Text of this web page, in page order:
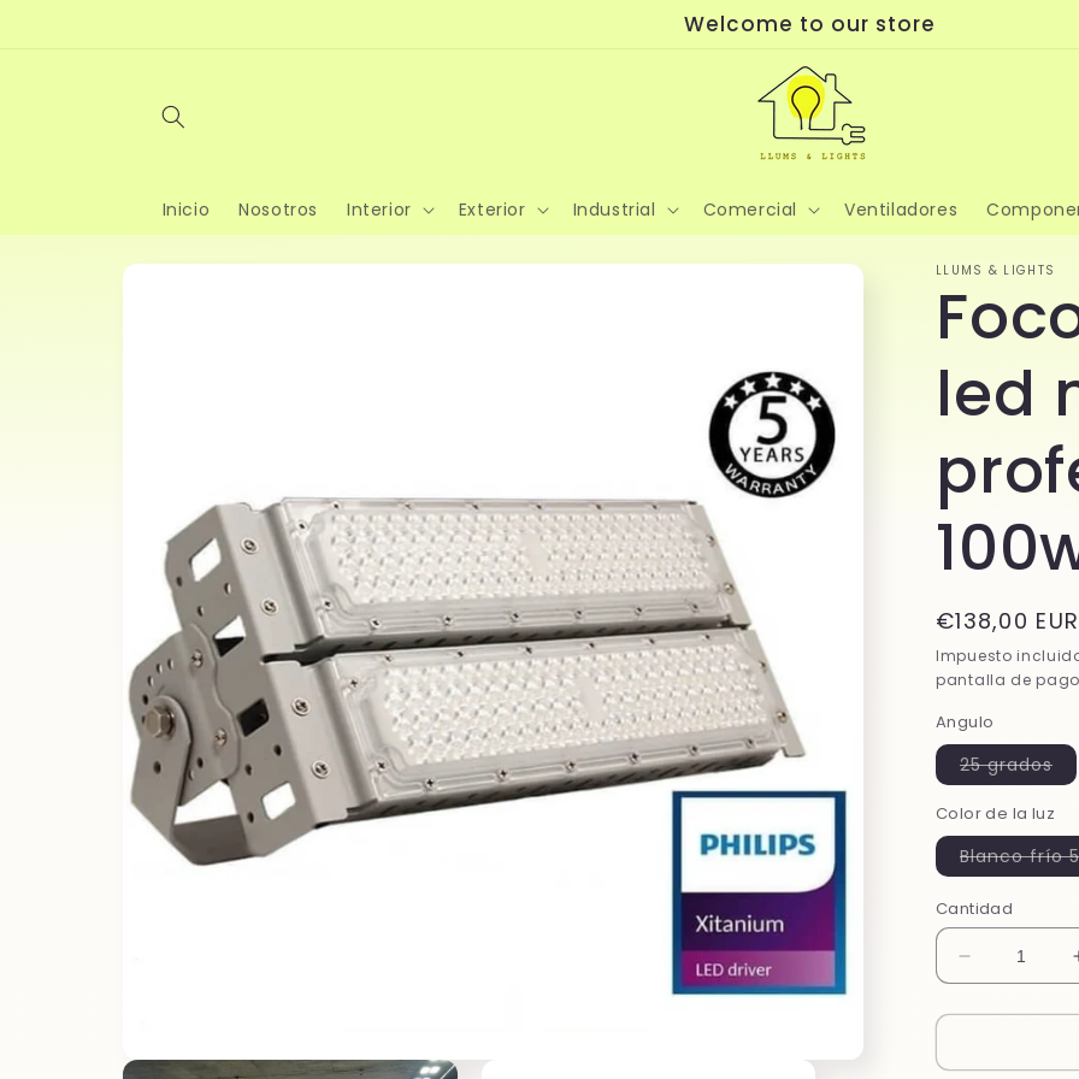
Welcome to our store
Inicio Nosotros Interior Exterior Industrial Comercial Ventiladores
directamente
LLUMS & LIGHTS
led
Precio
habitual
€138,00 EUR
Impuesto
pantalla de
Angulo
25 grados
no
Color de la luz
Blanco frío
Cantidad
Reducir
cantidad
para
proyector